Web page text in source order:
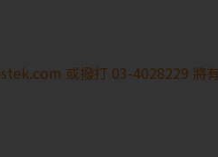
或撥打 03-4028229 將